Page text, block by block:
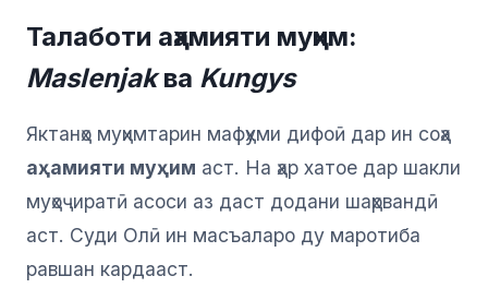
Талаботи аҳамияти муҳим:
Maslenjakва Kungys
Яктанҳо муҳимтарин мафҳуми дифоӣ дар ин соҳа
аҳамияти муҳим аст. На ҳар хатое дар шакли
муҳоҷиратӣ асоси аз даст додани шаҳрвандӣ
аст. Суди Олӣ ин масъаларо ду маротиба
равшан кардааст.